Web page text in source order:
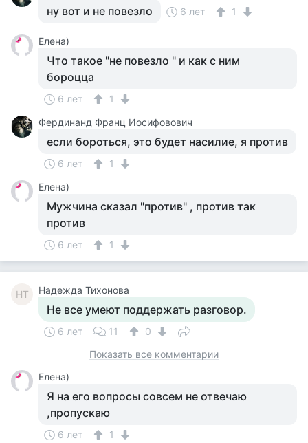
ну вот и не повезло 6 лет 1
Елена)
Что такое "не повезло " и как с ним
бороцца
6 лет
1
Фердинанд Франц Иосифовович
если бороться, это будет насилие, я против
6 лет
1
Елена)
Мужчина сказал "против" , против так
против
6 лет 1
НТ Надежда Тихонова
Не все умеют поддержать разговор.
6 лет 11
0
Показать все комментарии
Елена)
Я на его вопросы совсем не отвечаю
,пропускаю
6 лет 1